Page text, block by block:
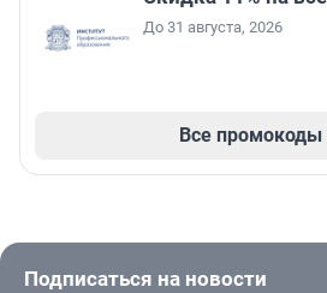
До 31 августа, 2026
Все промокоды
Подписаться на новости